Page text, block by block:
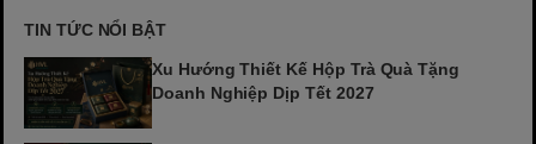
TIN TỨC NỔI BẬT
Xu Hướng Thiết Kế Hộp Trà Quà Tặng
Doanh Nghiệp Dịp Tết 2027